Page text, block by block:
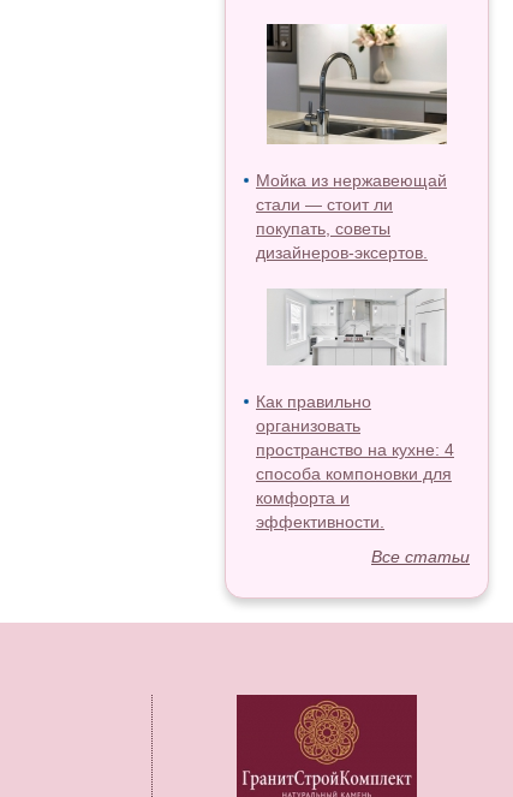
Мойка из нержавеющай
стали — стоит ли
покупать, советы
дизайнеров-эксертов.
Как правильно
организовать
пространство на кухне: 4
способа компоновки для
комфорта и
эффективности.
Все статьи